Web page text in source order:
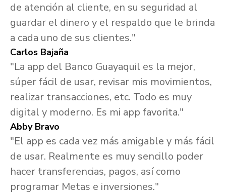
de atención al cliente, en su seguridad al
guardar el dinero y el respaldo que le brinda
a cada uno de sus clientes."
Carlos Bajaña
"La app del Banco Guayaquil es la mejor,
súper fácil de usar, revisar mis movimientos,
realizar transacciones, etc. Todo es muy
digital y moderno. Es mi app favorita."
Abby Bravo
"El app es cada vez más amigable y más fácil
de usar. Realmente es muy sencillo poder
hacer transferencias, pagos, así como
programar Metas e inversiones."